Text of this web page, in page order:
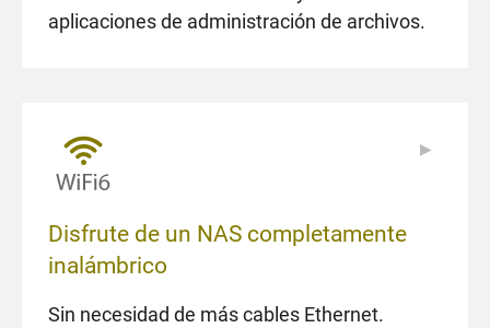
aplicaciones de administración de archivos.
Disfrute de un NAS completamente
inalámbrico
Sin necesidad de más cables Ethernet.
▶